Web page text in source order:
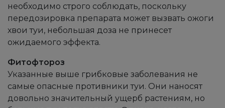
необходимо строго соблюдать, поскольку
передозировка препарата может вызвать ожоги
хвои туи, небольшая доза не принесет
ожидаемого эффекта.
Фитофтороз
Указанные выше грибковые заболевания не
самые опасные противники туи. Они наносят
довольно значительный ущерб растениям, но